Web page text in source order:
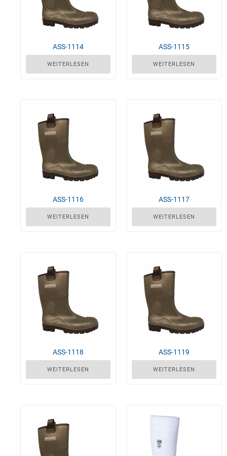
ASS-1114
WEITERLESEN
ASS-1115
WEITERLESEN
ASS-1116
WEITERLESEN
ASS-1117
WEITERLESEN
ASS-1118
WEITERLESEN
ASS-1119
WEITERLESEN